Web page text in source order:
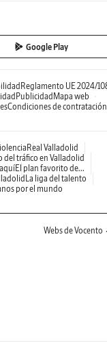
Google Play
Reglamento UE 2024/
Publicidad Mapa web
Condiciones de contratación
Real Valladolid
del tráfico en Valladolid
El plan favorito de...
La liga del talento
por el mundo
Webs de Vocento